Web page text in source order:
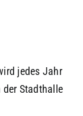
jedes Jahr
der Stadthalle